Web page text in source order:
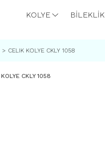
KOLYE BİLEKLİK
CELIK KOLYE CKLY 1058